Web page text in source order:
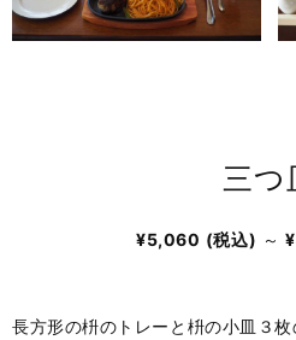
三つ
¥5,060 (税込) ～
長方形の枡のトレーと枡の小皿３